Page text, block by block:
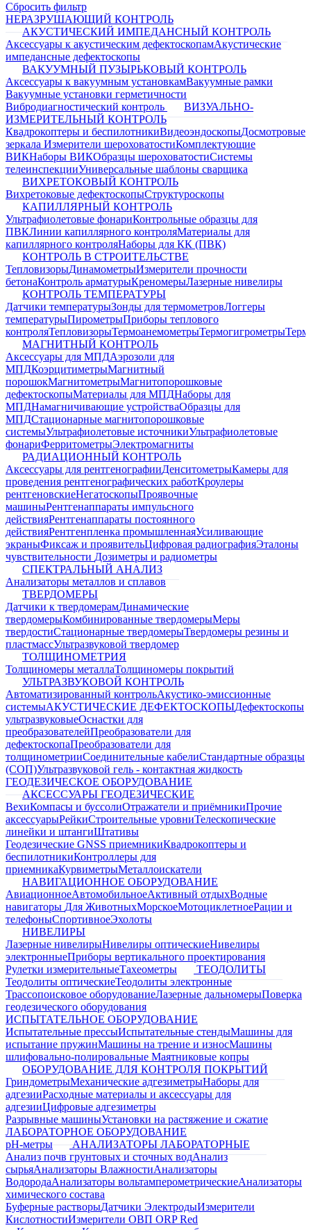
Сбросить фильтр
НЕРАЗРУШАЮЩИЙ КОНТРОЛЬ
АКУСТИЧЕСКИЙ ИМПЕДАНСНЫЙ КОНТРОЛЬ
Аксессуары к акустическим дефектоскопамАкустические
импедансные дефектоскопы
ВАКУУМНЫЙ ПУЗЫРЬКОВЫЙ КОНТРОЛЬ
Аксессуары к вакуумным установкамВакуумные рамки
Вакуумные установки герметичности
Вибродиагностический контроль
ВИЗУАЛЬНО-
ИЗМЕРИТЕЛЬНЫЙ КОНТРОЛЬ
Квадрокоптеры и беспилотникиВидеоэндоскопыДосмотровые
зеркала Измерители шероховатостиКомплектующие
ВИКНаборы ВИКОбразцы шероховатостиСистемы
телеинспекцииУниверсальные шаблоны сварщика
ВИХРЕТОКОВЫЙ КОНТРОЛЬ
Вихретоковые дефектоскопыСтруктуроскопы
КАПИЛЛЯРНЫЙ КОНТРОЛЬ
Ультрафиолетовые фонариКонтрольные образцы для
ПВКЛинии капиллярного контроляМатериалы для
капиллярного контроляНаборы для КК (ПВК)
КОНТРОЛЬ В СТРОИТЕЛЬСТВЕ
ТепловизорыДинамометрыИзмерители прочности
бетонаКонтроль арматурыКреномерыЛазерные нивелиры
КОНТРОЛЬ ТЕМПЕРАТУРЫ
Датчики температурыЗонды для термометровЛоггеры
температурыПирометрыПриборы теплового
контроляТепловизорыТермоанемометрыТермогигрометры
МАГНИТНЫЙ КОНТРОЛЬ
Аксессуары для МПДАэрозоли для
МПДКоэрцитиметрыМагнитный
порошокМагнитометрыМагнитопорошковые
дефектоскопыМатериалы для МПДНаборы для
МПДНамагничивающие устройстваОбразцы для
МПДСтационарные магнитопорошковые
системыУльтрафиолетовые источникиУльтрафиолетовые
фонариФерритометрыЭлектромагниты
РАДИАЦИОННЫЙ КОНТРОЛЬ
Аксессуары для рентгенографииДенситометрыКамеры для
проведения рентгенографических работКроулеры
рентгеновскиеНегатоскопыПроявочные
машиныРентгенаппараты импульсного
действияРентгенаппараты постоянного
действияРентгенпленка промышленнаяУсиливающие
экраныФиксаж и проявительЦифровая радиографияЭталоны
чувствительности Дозиметры и радиометры
СПЕКТРАЛЬНЫЙ АНАЛИЗ
Анализаторы металлов и сплавов
ТВЕРДОМЕРЫ
Датчики к твердомерамДинамические
твердомерыКомбинированные твердомерыМеры
твердостиСтационарные твердомерыТвердомеры резины и
пластмассУльтразвуковой твердомер
ТОЛЩИНОМЕТРИЯ
Толщиномеры металлаТолщиномеры покрытий
УЛЬТРАЗВУКОВОЙ КОНТРОЛЬ
Автоматизированный контрольАкустико-эмиссионные
системыАКУСТИЧЕСКИЕ ДЕФЕКТОСКОПЫДефектоскопы
ультразвуковыеОснастки для
преобразователейПреобразователи для
дефектоскопаПреобразователи для
толщинометрииСоединительные кабелиСтандартные образцы
(СОП)Ультразвуковой гель - контактная жидкость
ГЕОДЕЗИЧЕСКОЕ ОБОРУДОВАНИЕ
АКСЕССУАРЫ ГЕОДЕЗИЧЕСКИЕ
ВехиКомпасы и буссолиОтражатели и приёмникиПрочие
аксессуарыРейкиСтроительные уровниТелескопические
линейки и штангиШтативы
Геодезические GNSS приемникиКвадрокоптеры и
беспилотникиКонтроллеры для
приемникаКурвиметрыМеталлоискатели
НАВИГАЦИОННОЕ ОБОРУДОВАНИЕ
АвиационноеАвтомобильноеАктивный отдыхВодные
навигаторы Для ЖивотныхМорскоеМотоциклетноеРации и
телефоныСпортивноеЭхолоты
НИВЕЛИРЫ
Лазерные нивелирыНивелиры оптическиеНивелиры
электронныеПриборы вертикального проектирования
Рулетки измерительныеТахеометры
ТЕОДОЛИТЫ
Теодолиты оптическиеТеодолиты электронные
Трассопоисковое оборудованиеЛазерные дальномерыПоверка
геодезического оборудования
ИСПЫТАТЕЛЬНОЕ ОБОРУДОВАНИЕ
Испытательные прессыИспытательные стендыМашины для
испытание пружинМашины на трение и износМашины
шлифовально-полировальные Маятниковые копры
ОБОРУДОВАНИЕ ДЛЯ КОНТРОЛЯ ПОКРЫТИЙ
ГриндометрыМеханические адгезиметрыНаборы для
адгезииРасходные материалы и аксессуары для
адгезииЦифровые адгезиметры
Разрывные машиныУстановки на растяжение и сжатие
ЛАБОРАТОРНОЕ ОБОРУДОВАНИЕ
pH-метры
АНАЛИЗАТОРЫ ЛАБОРАТОРНЫЕ
Анализ почв грунтовых и сточных водАнализ
сырьяАнализаторы ВлажностиАнализаторы
ВодородаАнализаторы вольтамперометрическиеАнализаторы
химического состава
Буферные растворыДатчики ЭлектродыИзмерители
КислотностиИзмерители ОВП ORP Red